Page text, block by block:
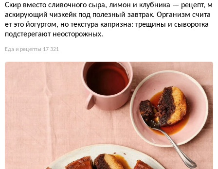
Скир вместо сливочного сыра, лимон и клубника — рецепт, м
аскирующий чизкейк под полезный завтрак. Организм счита
ет это йогуртом, но текстура капризна: трещины и сыворотка
подстерегают неосторожных.
Еда и рецепты 17 321